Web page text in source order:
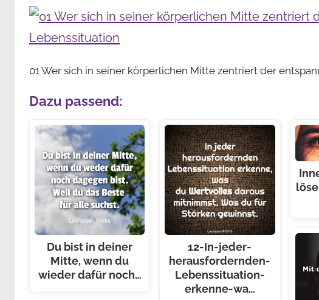
01 Wer sich in seiner körperlichen Mitte zentriert der
Dazu passend:
Du bist in deiner
Mitte, wenn du
wieder dafür noch…
12-In-jeder-
herausfordernden-
Lebenssituation-
erkenne-wa…